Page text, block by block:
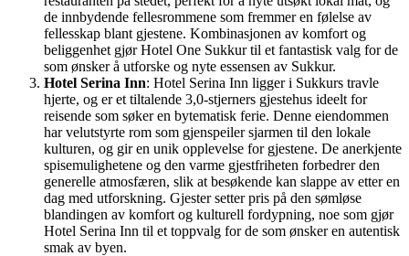
de innbydende fellesrommene som fremmer en følelse av
fellesskap blant gjestene. Kombinasjonen av komfort og
beliggenhet gjør Hotel One Sukkur til et fantastisk valg for de
som ønsker å utforske og nyte essensen av Sukkur.
Hotel Serina Inn: Hotel Serina Inn ligger i Sukkurs travle
hjerte, og er et tiltalende 3,0-stjerners gjestehus ideelt for
reisende som søker en bytematisk ferie. Denne eiendommen
har velutstyrte rom som gjenspeiler sjarmen til den lokale
kulturen, og gir en unik opplevelse for gjestene. De anerkjente
spisemulighetene og den varme gjestfriheten forbedrer den
generelle atmosfæren, slik at besøkende kan slappe av etter en
dag med utforskning. Gjester setter pris på den sømløse
blandingen av komfort og kulturell fordypning, noe som gjør
Hotel Serina Inn til et toppvalg for de som ønsker en autentisk
smak av byen.